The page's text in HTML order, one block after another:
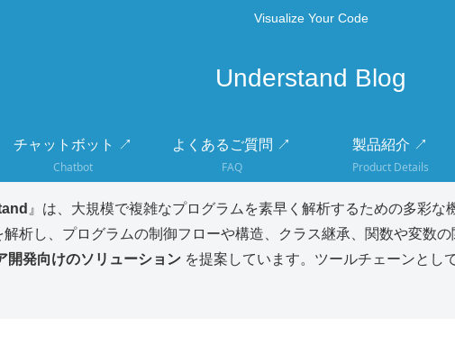
Visualize Your Code
Understand Blog
チャットボット ↗
Chatbot
よくあるご質問 ↗
FAQ
製品紹介 ↗
Product Details
』は、大規模で複雑なプログラムを素早く解析するための多彩
析し、プログラムの制御フローや構造、クラス継承、関数や変数
開発向けのソリューション を提案しています。ツールチェーンとし